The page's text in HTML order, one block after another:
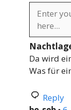
Da wird
Was für
Reply